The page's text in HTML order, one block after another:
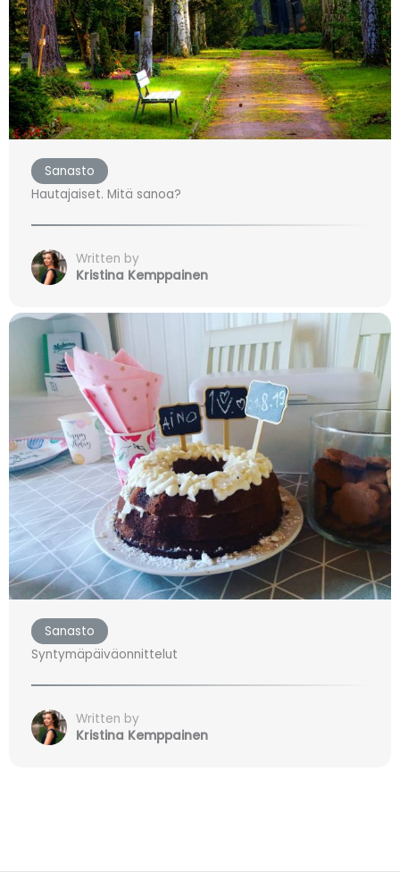
Sanasto
Hautajaiset. Mitä sanoa?
Written by
Kristina Kemppainen
Sanasto
Syntymäpäiväonnittelut
Written by
Kristina Kemppainen